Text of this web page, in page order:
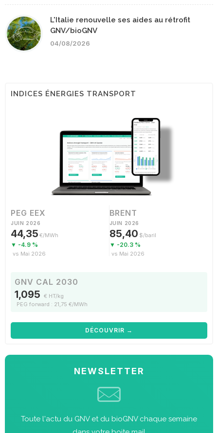
L'Italie renouvelle ses aides au rétrofit
GNV/bioGNV
04/08/2026
INDICES ÉNERGIES TRANSPORT
PEG EEX
JUIN 2026
44,35 €/MWh
▼ -4.9 %
vs Mai 2026
BRENT
JUIN 2026
85,40 $/baril
▼ -20.3 %
vs Mai 2026
GNV CAL 2030
1,095 € HT/kg
PEG forward : 21,75 €/MWh
DÉCOUVRIR →
NEWSLETTER
Toute l'actu du GNV et du bioGNV chaque semaine